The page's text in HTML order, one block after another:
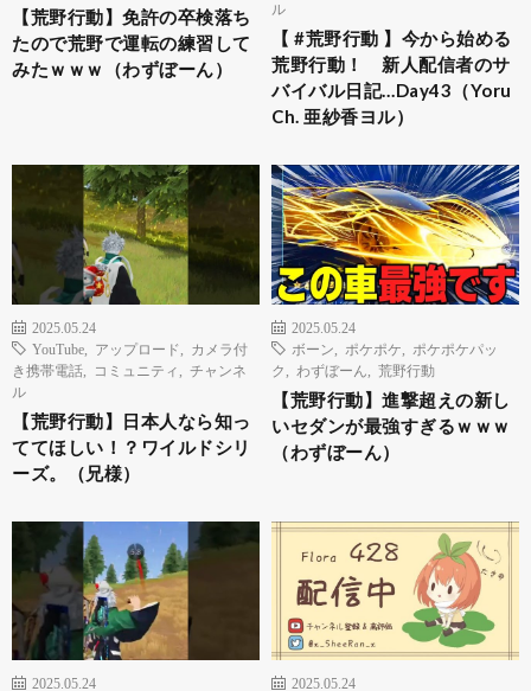
【荒野行動】免許の卒検落ち
たので荒野で運転の練習して
みたｗｗｗ（わずぼーん）
ル
【 #荒野行動 】今から始める
荒野行動！ 新人配信者のサ
バイバル日記…Day43（Yoru
Ch. 亜紗香ヨル）
2025.05.24
YouTube
アップロード
カメラ付
き携帯電話
コミュニティ
チャンネ
ル
【荒野行動】日本人なら知っ
ててほしい！？ワイルドシリ
ーズ。（兄様）
2025.05.24
ボーン
ポケポケ
ポケポケパッ
ク
わずぼーん 荒野行動
【荒野行動】進撃超えの新し
いセダンが最強すぎるｗｗｗ
（わずぼーん）
2025.05.24 2025.05.24